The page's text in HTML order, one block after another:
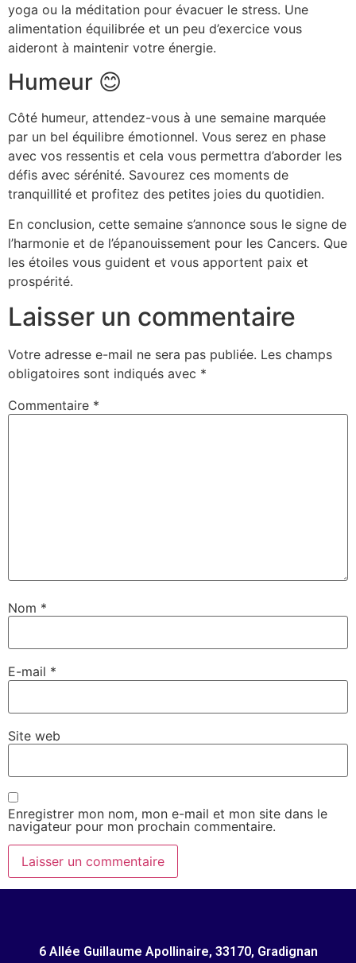
yoga ou la méditation pour évacuer le stress. Une
alimentation équilibrée et un peu d’exercice vous
aideront à maintenir votre énergie.
Humeur 😊
Côté humeur, attendez-vous à une semaine marquée
par un bel équilibre émotionnel. Vous serez en phase
avec vos ressentis et cela vous permettra d’aborder les
défis avec sérénité. Savourez ces moments de
tranquillité et profitez des petites joies du quotidien.
En conclusion, cette semaine s’annonce sous le signe de
l’harmonie et de l’épanouissement pour les Cancers. Que
les étoiles vous guident et vous apportent paix et
prospérité.
Laisser un commentaire
Votre adresse e-mail ne sera pas publiée. Les champs
obligatoires sont indiqués avec *
Commentaire *
Nom *
E-mail *
Site web
Enregistrer mon nom, mon e-mail et mon site dans le
navigateur pour mon prochain commentaire.
6 Allée Guillaume Apollinaire, 33170, Gradignan